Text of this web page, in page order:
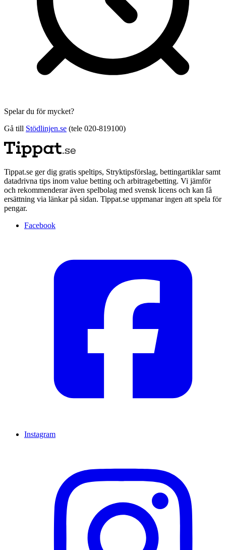
Spelar du för mycket?
Gå till Stödlinjen.se (tele 020-819100)
Tippat.se ger dig gratis speltips, Stryktipsförslag, bettingartiklar samt
datadrivna tips inom value betting och arbitragebetting. Vi jämför
och rekommenderar även spelbolag med svensk licens och kan få
ersättning via länkar på sidan. Tippat.se uppmanar ingen att spela för
pengar.
Facebook
Instagram